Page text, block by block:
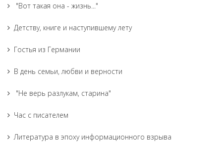
"Вот такая она - жизнь..."
Детству, книге и наступившему лету
Гостья из Германии
В день семьи, любви и верности
"Не верь разлукам, старина"
Час с писателем
Литература в эпоху информационного взрыва